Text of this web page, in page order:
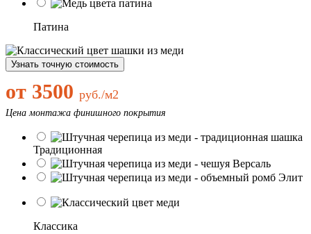
Патина
Узнать точную стоимость
от 3500 руб./м2
Цена монтажа финишного покрытия
Традиционная
Версаль
Элит
Классика